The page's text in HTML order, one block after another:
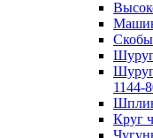
Скобы
1144-
Круг